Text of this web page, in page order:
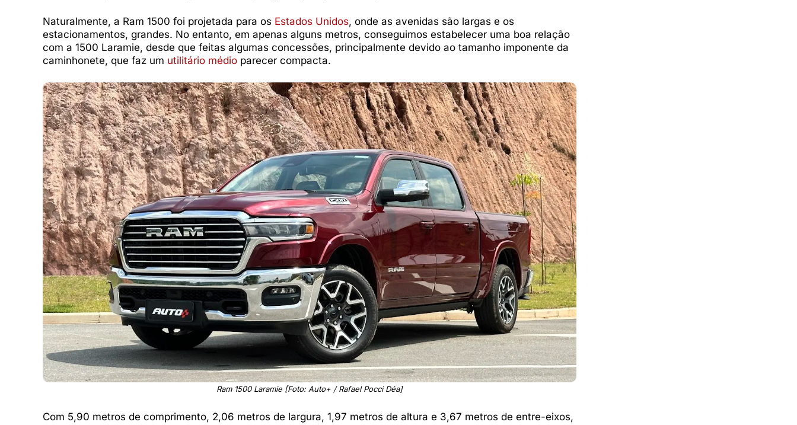
Naturalmente, a Ram 1500 foi projetada para os Estados Unidos, onde as avenidas são largas e os
estacionamentos, grandes. No entanto, em apenas alguns metros, conseguimos estabelecer uma boa relação
com a 1500 Laramie, desde que feitas algumas concessões, principalmente devido ao tamanho imponente da
caminhonete, que faz um utilitário médio parecer compacta.
Ram 1500 Laramie [Foto: Auto+ / Rafael Pocci Déa]
Com 5,90 metros de comprimento, 2,06 metros de largura, 1,97 metros de altura e 3,67 metros de entre-eixos,